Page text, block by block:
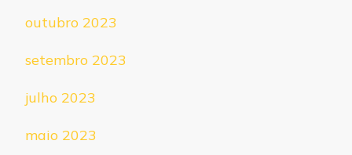
outubro 2023
setembro 2023
julho 2023
maio 2023